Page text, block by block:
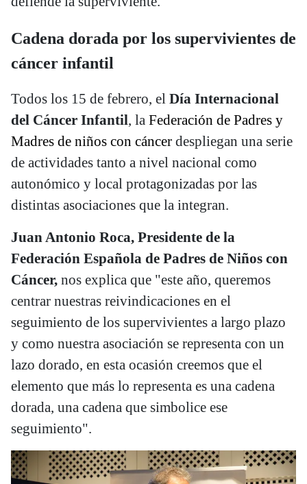
Cadena dorada por los supervivientes de
cáncer infantil
Todos los 15 de febrero, el Día Internacional
del Cáncer Infantil, la Federación de Padres y
Madres de niños con cáncer despliegan una serie
de actividades tanto a nivel nacional como
autonómico y local protagonizadas por las
distintas asociaciones que la integran.
Juan Antonio Roca, Presidente de la
Federación Española de Padres de Niños con
Cáncer, nos explica que "este año, queremos
centrar nuestras reivindicaciones en el
seguimiento de los supervivientes a largo plazo
y como nuestra asociación se representa con un
lazo dorado, en esta ocasión creemos que el
elemento que más lo representa es una cadena
dorada, una cadena que simbolice ese
seguimiento".